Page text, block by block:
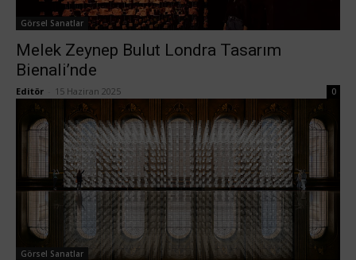
Görsel Sanatlar
Melek Zeynep Bulut Londra Tasarım
Bienali’nde
Editör 15 Haziran 2025 0
Görsel Sanatlar